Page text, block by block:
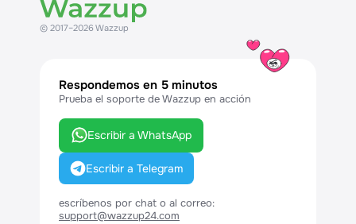
© 2017–2026 Wazzup
Respondemos en 5 minutos
Prueba el soporte de Wazzup en acción
Escribir a WhatsApp
Escribir a Telegram
escríbenos por chat o al correo:
support@wazzup24.com